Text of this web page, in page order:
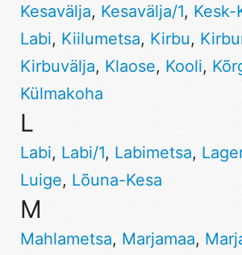
Kesavälja, Kesavälja/1, Kesk-
Labi, Kiilumetsa, Kirbu,
Kirbuvälja, Klaose, Kooli,
Külmakoha
L
Labi, Labi/1, Labimetsa,
Luige, Lõuna-Kesa
M
Mahlametsa, Marjamaa,